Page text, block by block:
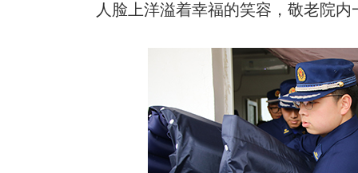
人脸上洋溢着幸福的笑容，敬老院